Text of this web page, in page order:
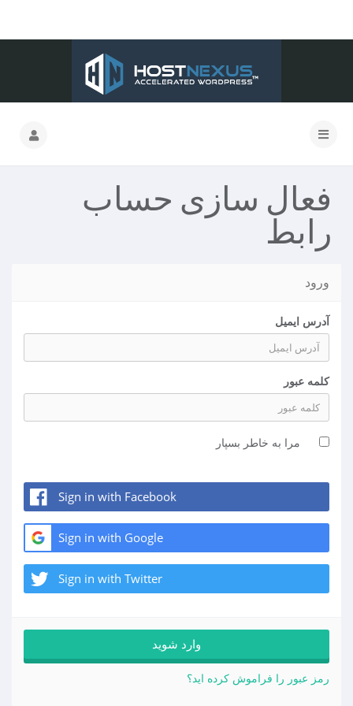
فعال سازی حساب
رابط
ورود
آدرس ایمیل
کلمه عبور
مرا به خاطر بسپار
Sign in with Facebook
Sign in with Google
Sign in with Twitter
رمز عبور را فراموش کرده اید؟